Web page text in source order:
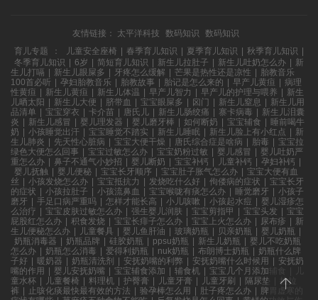
友情链接： 太平洋科技 数码知识
数码知识
育儿专题
： 儿童安全座椅 | 春季育儿知识 | 夏季育儿知识 | 秋季育儿知识 |
冬季育儿知识 | 6岁 | 简短育儿知识 | 新生儿拉肚子 | 新生儿吐奶怎么办 | 新
生儿打嗝 | 新生儿眼屎多 | 牙疼怎么缓解 | 芒果是热性还是凉性 | 胎教音乐
100首必听 | 孕妇胎教音乐 | 胎教故事 | 胎记是怎么来的 | 早产儿黄疸 | 病理
性黄疸 | 新生儿黄疸 | 新生儿体温 | 早产儿智力 | 早产儿的护理与喂养 | 新生
儿晒太阳 | 新生儿大便 | 脐带血 | 宝宝眼屎多 | 囟门 | 新生儿窒息 | 新生儿用
品清单 | 宝宝穿衣 | 卡介苗 | 唐氏儿 | 新生儿肠绞痛 | 寨卡病毒 | 新生儿泪囊
炎 | 新生儿感冒 | 婴儿理发器 | 婴儿磨牙棒 | 如何断奶 | 宝宝辅食 | 睡前喝牛
奶 | 小孩睡觉出汗 | 宝宝睡觉不踏实 | 新生儿睡眠 | 新生儿脸上有小红点 | 新
生儿肺炎 | 先天性心脏病 | 宝宝大便干燥 | 唐氏综合症是啥病 | 胎毒 | 宝宝拉
绿色大便怎么回事 | 宝宝过敏怎么办 | 宝宝奶粉过敏 | 婴儿感冒 | 婴儿吐奶严
重怎么办 | 鼻子不通气小妙招 | 婴儿断奶 | 宝宝补钙 | 儿童补钙 | 孕妇补钙 |
婴儿抚触 | 婴儿便秘 | 宝宝长牙顺序 | 宝宝肚子胀气怎么办 | 宝宝大便有血
丝 | 小孩发烧怎么办 | 宝宝抵抗力 | 发烧吃什么好 | 佝偻病的症状 | 宝宝长牙
的症状 | 小孩拉肚子 | 小孩流鼻血 | 宝宝喉咙有痰怎么办 | 睡觉磨牙 | 小孩子
磨牙 | 手足口病严重吗 | 怎样才能长高 | 小儿咳嗽 | 小孩起水痘 | 婴儿湿疹怎
么治疗 | 宝宝皮肤过敏怎么办 | 强生婴儿润肤 | 宝宝剪指甲 | 宝宝头发 | 宝宝
屁股红怎么办 | 积食发烧 | 宝宝长痱子怎么办 | 宝宝上火怎么办 | 尿布疹 | 新
生儿便秘怎么办 | 儿童餐具 | 婴儿鱼肝油 | 玻璃奶瓶 | 贝亲奶瓶 | 婴儿奶瓶 |
奶瓶消毒器 | 奶瓶品牌 | 硅胶奶瓶 | ppsu奶瓶 | 新生儿奶瓶 | 婴儿不吃奶瓶
怎么办 | 奶瓶怎么消毒 | 爱得利奶瓶 | nuk奶瓶 | 布朗博士奶瓶 | 奶瓶什么牌
子好 | 暖奶器 | 奶瓶清洗剂 | 安抚奶嘴的利弊 | 安抚奶嘴什么时候用 | 安抚奶
嘴的作用 | 婴儿安抚奶嘴 | 宝宝辅食添加 | 辅食机 | 宝宝几个月添加辅食
童水杯 | 儿童餐椅 | 料理机 | 护臀膏 | 儿童牙膏 | 儿童牙刷 | 隔尿垫
拉拉
裤 | 止咳化痰最快最有效的方法 | 验孕棒怎么用 | 肚子疼怎么办 | 脾胃虚寒的